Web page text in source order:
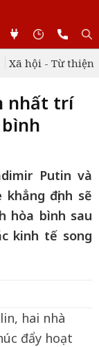
Xã hội - Từ thiện
nhất trí
Putin và
định sẽ
hòa bình sau
kinh tế song
hai nhà
đẩy hoạt